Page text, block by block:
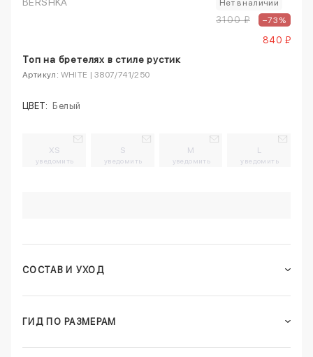
Нет в наличии
3100 ₽ –73%
840 ₽
Топ на бретелях в стиле рустик
Артикул: WHITE | 3807/741/250
ЦВЕТ: Белый
XS
уведомить
S
уведомить
M
уведомить
L
уведомить
СОСТАВ И УХОД
ГИД ПО РАЗМЕРАМ